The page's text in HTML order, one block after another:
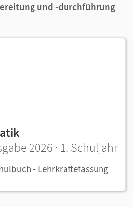
und -durchführung
2026 · 1. Schuljahr
- Lehrkräftefassung